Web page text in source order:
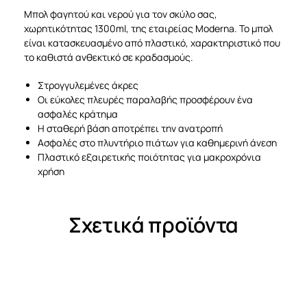
Μπολ φαγητού και νερού για τον σκύλο σας,
χωρητικότητας 1300ml, της εταιρείας Moderna. Το μπολ
είναι κατασκευασμένο από πλαστικό, χαρακτηριστικό που
το καθιστά ανθεκτικό σε κραδασμούς.
Στρογγυλεμένες άκρες
Οι εύκολες πλευρές παραλαβής προσφέρουν ένα
ασφαλές κράτημα
Η σταθερή βάση αποτρέπει την ανατροπή
Ασφαλές στο πλυντήριο πιάτων για καθημερινή άνεση
Πλαστικό εξαιρετικής ποιότητας για μακροχρόνια
χρήση
Σχετικά προϊόντα